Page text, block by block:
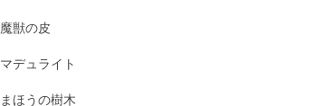
魔獣の皮
マデュライト
まほうの樹木